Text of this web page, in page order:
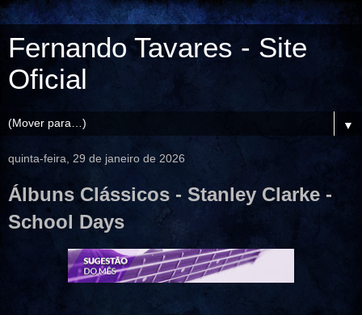
Fernando Tavares - Site
Oficial
▼
quinta-feira, 29 de janeiro de 2026
Álbuns Clássicos - Stanley Clarke -
School Days